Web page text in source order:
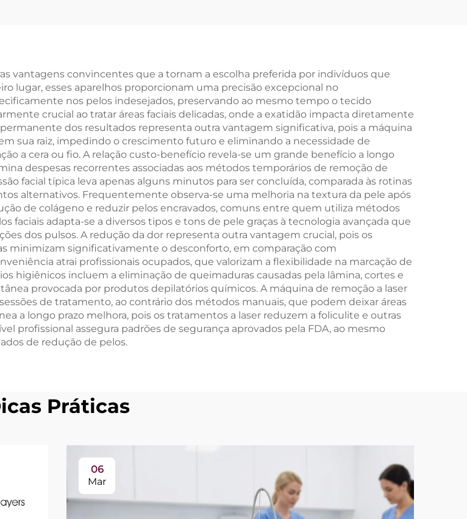
e
de
808
pela
Modelagem Corporal
e Emagrecimento,
aprovada pela FDA
Contorno Corporal,
Redução de Celulite,
Elevação e
Firmamento Facial
por Radiofrequência
vantagens convincentes que a tornam a escolha preferida por indivíduos que
lugar, esses aparelhos proporcionam uma precisão excepcional no
nos pelos indesejados, preservando ao mesmo tempo o tecido
crucial ao tratar áreas faciais delicadas, onde a exatidão impacta diretamente
dos resultados representa outra vantagem significativa, pois a máquina
sua raiz, impedindo o crescimento futuro e eliminando a necessidade de
a cera ou fio. A relação custo-benefício revela-se um grande benefício a longo
despesas recorrentes associadas aos métodos temporários de remoção de
facial típica leva apenas alguns minutos para ser concluída, comparada às rotinas
alternativos. Frequentemente observa-se uma melhoria na textura da pele após
de colágeno e reduzir pelos encravados, comuns entre quem utiliza métodos
faciais adapta-se a diversos tipos e tons de pele graças à tecnologia avançada que
dos pulsos. A redução da dor representa outra vantagem crucial, pois os
minimizam significativamente o desconforto, em comparação com
atrai profissionais ocupados, que valorizam a flexibilidade na marcação de
higiênicos incluem a eliminação de queimaduras causadas pela lâmina, cortes e
provocada por produtos depilatórios químicos. A máquina de remoção a laser
de tratamento, ao contrário dos métodos manuais, que podem deixar áreas
a longo prazo melhora, pois os tratamentos a laser reduzem a foliculite e outras
profissional assegura padrões de segurança aprovados pela FDA, ao mesmo
de redução de pelos.
Práticas
06
Mar